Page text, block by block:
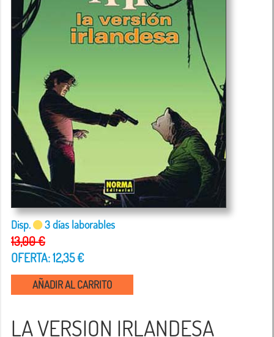
Disp. 3 días laborables
13,00 €
OFERTA: 12,35 €
AÑADIR AL CARRITO
LA VERSION IRLANDESA